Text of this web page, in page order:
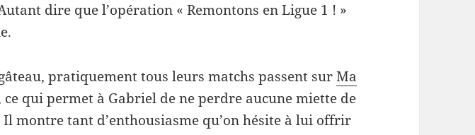
dire que l’opération « Remontons en Ligue 1 ! »
pratiquement tous leurs matchs passent surMa
ce qui permet à Gabriel de ne perdre aucune miette de
montre tant d’enthousiasme qu’on hésite à lui offrir